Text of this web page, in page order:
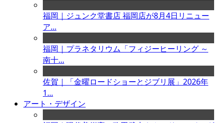
福岡｜ジュンク堂書店 福岡店が8月4日リニュー
ア...
福岡｜プラネタリウム「フィジーヒーリング ～
南十...
佐賀｜「金曜ロードショーとジブリ展」2026年
1...
アート・デザイン